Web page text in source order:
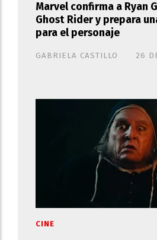
Marvel confirma a Ryan
Ghost Rider y prepara
para el personaje
GABRIELA CASTILLO 26
CINE